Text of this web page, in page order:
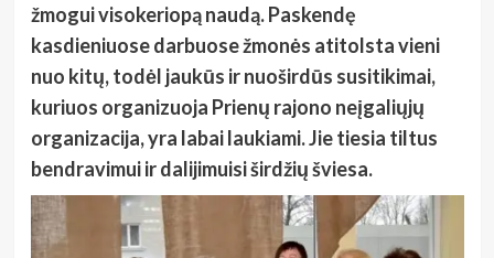
žmogui visokeriopą naudą. Paskendę
kasdieniuose darbuose žmonės atitolsta vieni
nuo kitų, todėl jaukūs ir nuoširdūs susitikimai,
kuriuos organizuoja Prienų rajono neįgaliųjų
organizacija, yra labai laukiami. Jie tiesia tiltus
bendravimui ir dalijimuisi širdžių šviesa.